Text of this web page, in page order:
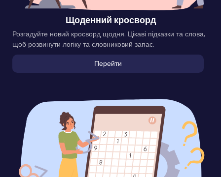
Щоденний кросворд
Розгадуйте новий кросворд щодня. Цікаві підказки та слова,
щоб розвинути логіку та словниковий запас.
Перейти